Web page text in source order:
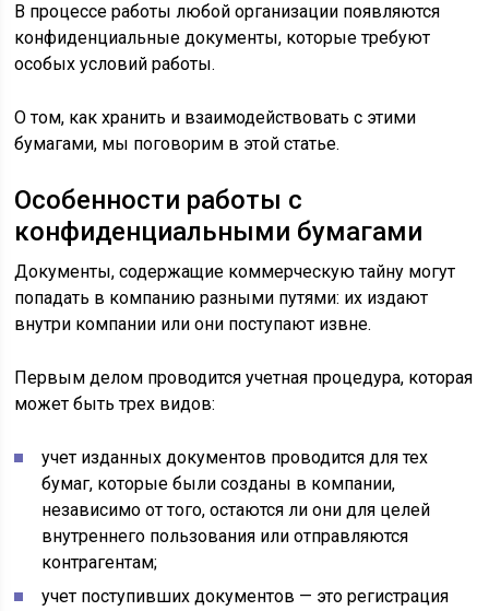
В процессе работы любой организации появляются
конфиденциальные документы, которые требуют
особых условий работы.
О том, как хранить и взаимодействовать с этими
бумагами, мы поговорим в этой статье.
Особенности работы с
конфиденциальными бумагами
Документы, содержащие коммерческую тайну могут
попадать в компанию разными путями: их издают
внутри компании или они поступают извне.
Первым делом проводится учетная процедура, которая
может быть трех видов:
учет изданных документов проводится для тех
бумаг, которые были созданы в компании,
независимо от того, остаются ли они для целей
внутреннего пользования или отправляются
контрагентам;
учет поступивших документов — это регистрация